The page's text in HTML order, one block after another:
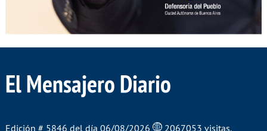
El Mensajero Diario
Edición # 5846 del día 06/08/2026 2067053 visitas.